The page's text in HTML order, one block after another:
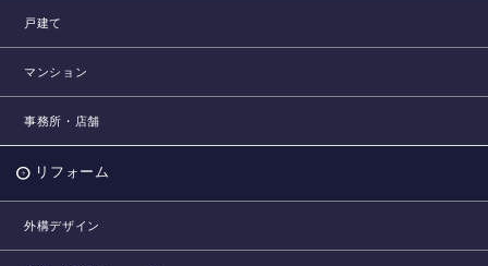
戸建て
マンション
事務所・店舗
リフォーム
外構デザイン